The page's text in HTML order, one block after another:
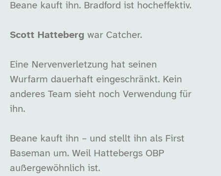
Beane kauft ihn. Bradford ist hocheffektiv.
Scott Hatteberg war Catcher.
Eine Nervenverletzung hat seinen
Wurfarm dauerhaft eingeschränkt. Kein
anderes Team sieht noch Verwendung für
ihn.
Beane kauft ihn – und stellt ihn als First
Baseman um. Weil Hattebergs OBP
außergewöhnlich ist.